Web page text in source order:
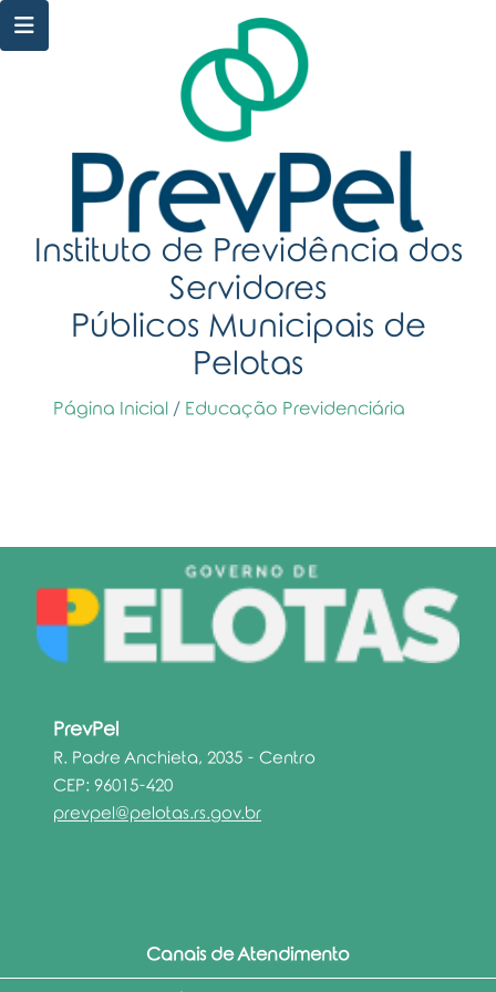
Instituto de Previdência dos
Servidores
Públicos Municipais de
Pelotas
Página Inicial / Educação Previdenciária
PrevPel
R. Padre Anchieta, 2035 - Centro
CEP: 96015-420
prevpel@pelotas.rs.gov.br
Canais de Atendimento